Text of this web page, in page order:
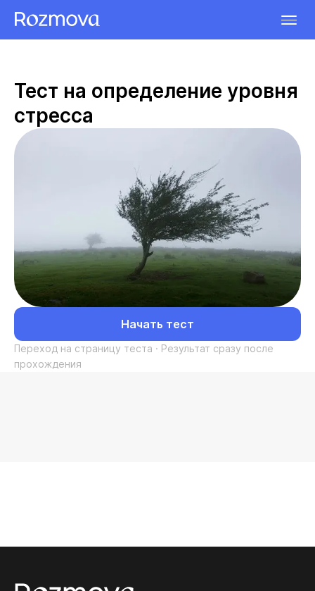
Тест на определение уровня
стресса
Начать тест
Переход на страницу теста · Результат сразу после
прохождения